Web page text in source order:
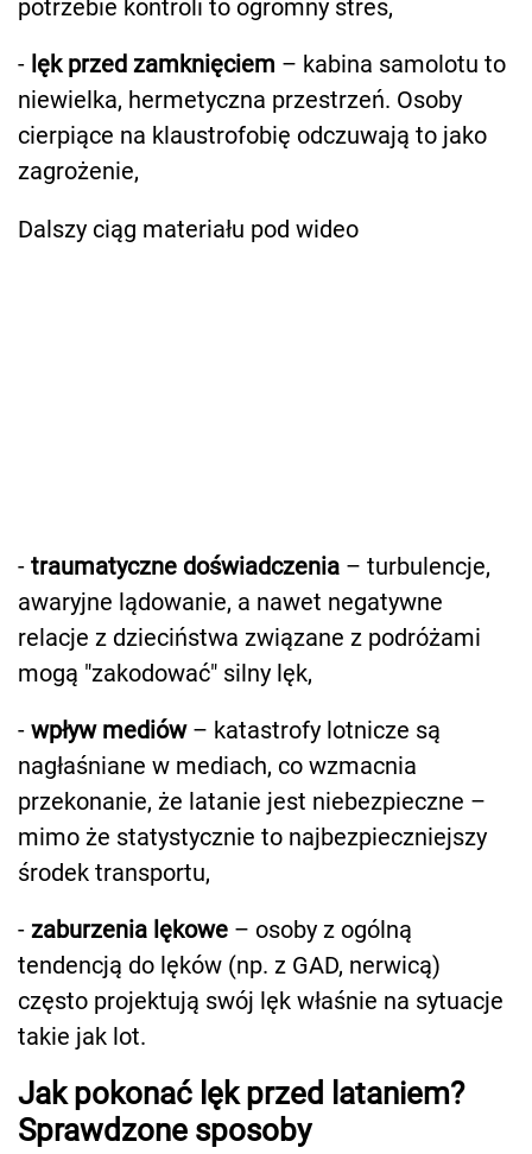
potrzebie kontroli to ogromny stres,
- lęk przed zamknięciem – kabina samolotu to
niewielka, hermetyczna przestrzeń. Osoby
cierpiące na klaustrofobię odczuwają to jako
zagrożenie,
Dalszy ciąg materiału pod wideo
- traumatyczne doświadczenia – turbulencje,
awaryjne lądowanie, a nawet negatywne
relacje z dzieciństwa związane z podróżami
mogą "zakodować" silny lęk,
- wpływ mediów– katastrofy lotnicze są
nagłaśniane w mediach, co wzmacnia
przekonanie, że latanie jest niebezpieczne –
mimo że statystycznie to najbezpieczniejszy
środek transportu,
- zaburzenia lękowe – osoby z ogólną
tendencją do lęków (np. z GAD, nerwicą)
często projektują swój lęk właśnie na sytuacje
takie jak lot.
Jak pokonać lęk przed lataniem?
Sprawdzone sposoby